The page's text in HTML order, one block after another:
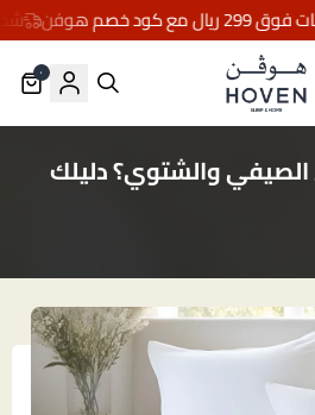
خصم هوفن شحن
هوڤن
٠
والشتوي؟ دليلك